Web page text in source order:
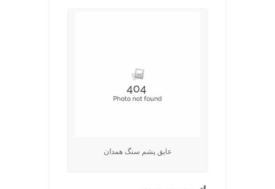
عایق پشم سنگ همدان